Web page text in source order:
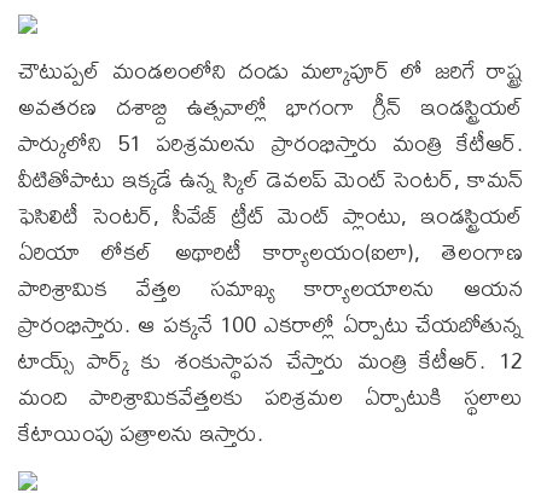
చౌటుప్పల్ మండలంలోని దండు మల్కాపూర్ లో జరిగే రాష్ట్ర
అవతరణ దశాబ్ది ఉత్సవాల్లో భాగంగా గ్రీన్ ఇండస్ట్రియల్
పార్కులోని 51 పరిశ్రమలను ప్రారంభిస్తారు మంత్రి కేటీఆర్.
వీటితోపాటు ఇక్కడే ఉన్న స్కిల్‌ డెవలప్‌ మెంట్‌ సెంటర్, కామన్‌
ఫెసిలిటీ సెంటర్, సీవేజ్‌ ట్రీట్‌ మెంట్‌ ప్లాంటు, ఇండస్ట్రియల్‌
ఏరియా లోకల్‌ అథారిటీ కార్యాలయం(ఐలా), తెలంగాణ
పారిశ్రామిక వేత్తల సమాఖ్య కార్యాలయాలను ఆయన
ప్రారంభిస్తారు. ఆ పక్కనే 100 ఎకరాల్లో ఏర్పాటు చేయబోతున్న
టాయ్స్‌ పార్క్‌ కు శంకుస్థాపన చేస్తారు మంత్రి కేటీఆర్. 12
మంది పారిశ్రామికవేత్తలకు పరిశ్రమల ఏర్పాటుకి స్థలాలు
కేటాయింపు పత్రాలను ఇస్తారు.